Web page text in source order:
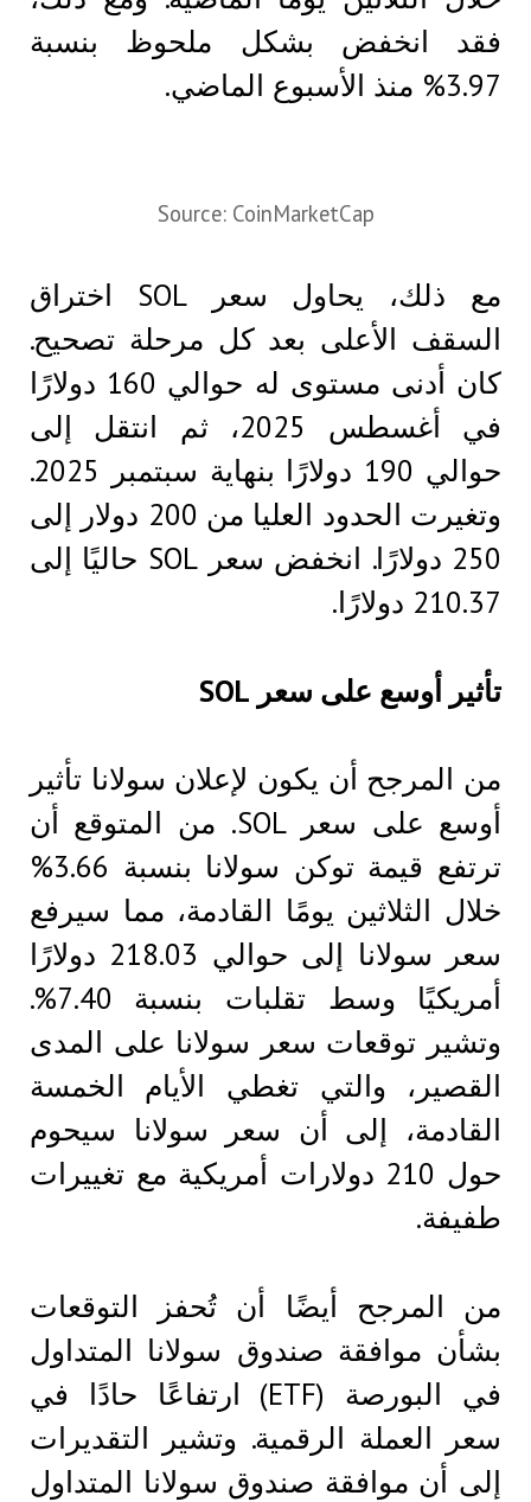
فقد انخفض بشكل ملحوظ بنسبة
3.97% منذ الأسبوع الماضي.
Source: CoinMarketCap
مع ذلك، يحاول سعر SOL اختراق
السقف الأعلى بعد كل مرحلة تصحيح.
كان أدنى مستوى له حوالي 160 دولارًا
في أغسطس 2025، ثم انتقل إلى
حوالي 190 دولارًا بنهاية سبتمبر 2025.
وتغيرت الحدود العليا من 200 دولار إلى
250 دولارًا. انخفض سعر SOL حاليًا إلى
210.37 دولارًا.
تأثير أوسع على سعر SOL
من المرجح أن يكون لإعلان سولانا تأثير
أوسع على سعر SOL. من المتوقع أن
ترتفع قيمة توكن سولانا بنسبة 3.66%
خلال الثلاثين يومًا القادمة، مما سيرفع
سعر سولانا إلى حوالي 218.03 دولارًا
أمريكيًا وسط تقلبات بنسبة 7.40%.
وتشير توقعات سعر سولانا على المدى
القصير، والتي تغطي الأيام الخمسة
القادمة، إلى أن سعر سولانا سيحوم
حول 210 دولارات أمريكية مع تغييرات
طفيفة.
من المرجح أيضًا أن تُحفز التوقعات
بشأن موافقة صندوق سولانا المتداول
في البورصة (ETF) ارتفاعًا حادًا في
سعر العملة الرقمية. وتشير التقديرات
إلى أن موافقة صندوق سولانا المتداول